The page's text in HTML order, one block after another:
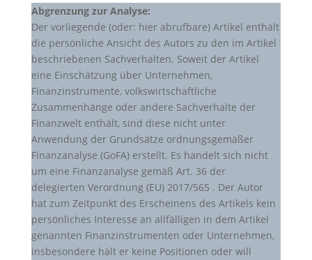
Abgrenzung zur Analyse:
Der vorliegende (oder: hier abrufbare) Artikel enthält
die persönliche Ansicht des Autors zu den im Artikel
beschriebenen Sachverhalten. Soweit der Artikel
eine Einschätzung über Unternehmen,
Finanzinstrumente, volkswirtschaftliche
Zusammenhänge oder andere Sachverhalte der
Finanzwelt enthält, sind diese nicht unter
Anwendung der Grundsätze ordnungsgemäßer
Finanzanalyse (GoFA) erstellt. Es handelt sich nicht
um eine Finanzanalyse gemäß Art. 36 der
delegierten Verordnung (EU) 2017/565 . Der Autor
hat zum Zeitpunkt des Erscheinens des Artikels kein
persönliches Interesse an allfälligen in dem Artikel
genannten Finanzinstrumenten oder Unternehmen,
insbesondere hält er keine Positionen oder will